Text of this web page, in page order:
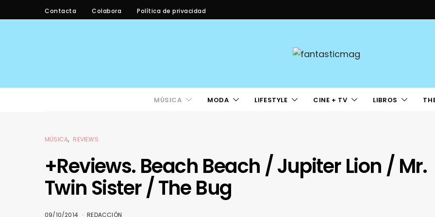
Contacta Colabora Política de privacidad
MÚSICA MODA LIFESTYLE CINE + TV LIBROS
MÚSICA REVIEWS
+Reviews. Beach Beach / Jupiter Lion / Mr.
Twin Sister / The Bug
09/10/2014 REDACCIÓN